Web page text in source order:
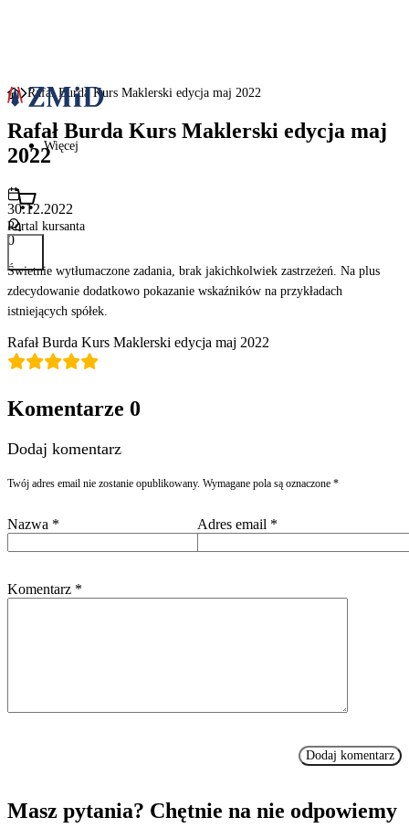
Więcej
Portal kursanta
Rafał Burda Kurs Maklerski edycja maj 2022
Rafał Burda Kurs Maklerski edycja maj
2022
30.12.2022
0
Świetnie wytłumaczone zadania, brak jakichkolwiek zastrzeżeń. Na plus
zdecydowanie dodatkowo pokazanie wskaźników na przykładach
istniejących spółek.
Rafał Burda Kurs Maklerski edycja maj 2022
Komentarze 0
Dodaj komentarz
Twój adres email nie zostanie opublikowany. Wymagane pola są oznaczone *
Komentarz *
Nazwa * Adres email *
Masz pytania? Chętnie na nie odpowiemy